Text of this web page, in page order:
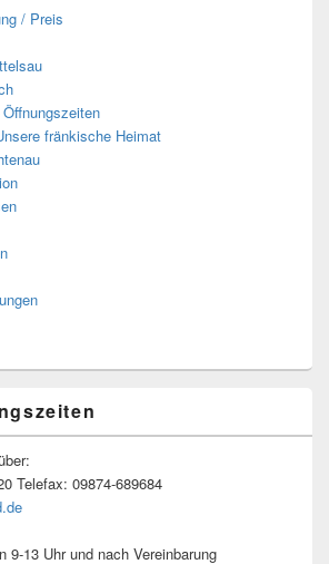
/ Preis
fränkische Heimat
Telefax: 09874-689684
9-13 Uhr und nach Vereinbarung